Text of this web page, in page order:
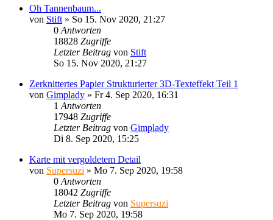
Oh Tannenbaum...
von Stift » So 15. Nov 2020, 21:27
0 Antworten
18828 Zugriffe
Letzter Beitrag von Stift
So 15. Nov 2020, 21:27
Zerknittertes Papier Strukturierter 3D-Texteffekt Teil 1
von Gimplady » Fr 4. Sep 2020, 16:31
1 Antworten
17948 Zugriffe
Letzter Beitrag von Gimplady
Di 8. Sep 2020, 15:25
Karte mit vergoldetem Detail
von Supersuzi » Mo 7. Sep 2020, 19:58
0 Antworten
18042 Zugriffe
Letzter Beitrag von Supersuzi
Mo 7. Sep 2020, 19:58